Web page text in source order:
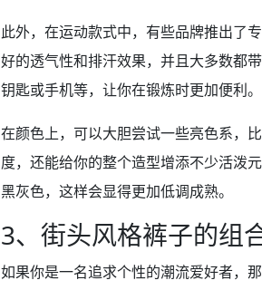
此外，在运动款式中，有些品牌推出了
好的透气性和排汗效果，并且大多数都
钥匙或手机等，让你在锻炼时更加便利。
在颜色上，可以大胆尝试一些亮色系，
度，还能给你的整个造型增添不少活泼
黑灰色，这样会显得更加低调成熟。
3、街头风格裤子的组
如果你是一名追求个性的潮流爱好者，